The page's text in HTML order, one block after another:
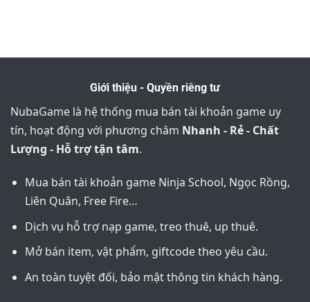
Giới thiệu - Quyền riêng tư
NubaGame là hệ thống mua bán tài khoản game uy
tín, hoạt động với phương châm Nhanh - Rẻ - Chất
Lượng - Hỗ trợ tận tâm.
Mua bán tài khoản game Ninja School, Ngọc Rồng,
Liên Quân, Free Fire…
Dịch vụ hỗ trợ nạp game, treo thuê, up thuê.
Mở bán item, vật phẩm, giftcode theo yêu cầu.
An toàn tuyệt đối, bảo mật thông tin khách hàng.